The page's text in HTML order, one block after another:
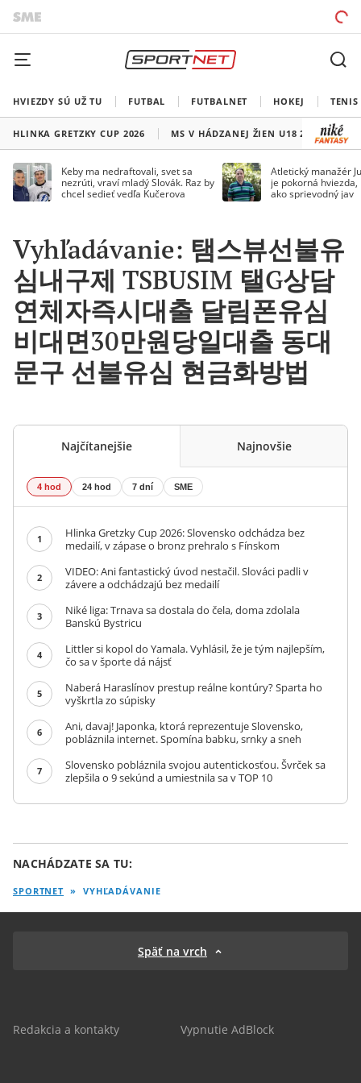
HVIEZDY SÚ UŽ TU FUTBAL FUTBALNET HOKEJ TENIS
HLINKA GRETZKY CUP 2026 MS V HÁDZANEJ ŽIEN U18 2026
Keby ma nedraftovali, svet sa
nezrúti, vraví mladý Slovák. Raz by
chcel sedieť vedľa Kučerova
Atletický manažér
je pokorná
ako sprievodný jav
Vyhľadávanie: 탬스뷰선불유
심내구제 TSBUSIM 탤G상담
연체자즉시대출 달림폰유심
비대면30만원당일대출 동대
문구 선불유심 현금화방법
Najčítanejšie Najnovšie
4 hod 24 hod 7 dní SME
1
Hlinka Gretzky Cup 2026: Slovensko odchádza bez
medailí, v zápase o bronz prehralo s Fínskom
2
VIDEO: Ani fantastický úvod nestačil. Slováci padli v
závere a odchádzajú bez medailí
3
Niké liga: Trnava sa dostala do čela, doma zdolala
Banskú Bystricu
4
Littler si kopol do Yamala. Vyhlásil, že je tým najlepším,
čo sa v športe dá nájsť
5
Naberá Haraslínov prestup reálne kontúry? Sparta ho
vyškrtla zo súpisky
6
Ani, davaj! Japonka, ktorá reprezentuje Slovensko,
pobláznila internet. Spomína babku, srnky a sneh
7
Slovensko pobláznila svojou autentickosťou. Švrček sa
zlepšila o 9 sekúnd a umiestnila sa v TOP 10
NACHÁDZATE SA TU:
SPORTNET » VYHĽADÁVANIE
Späť na vrch
Redakcia a kontakty Vypnutie AdBlock